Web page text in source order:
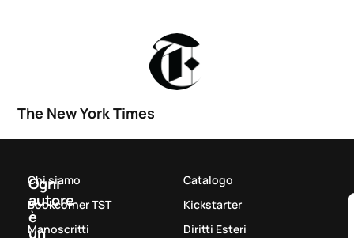
The New York Times
Ogni
autore
è
un
Chi siamo
Bookcorner TST
Manoscritti
Catalogo
Kickstarter
Diritti Esteri